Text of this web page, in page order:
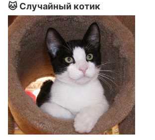
🐱 Случайный котик